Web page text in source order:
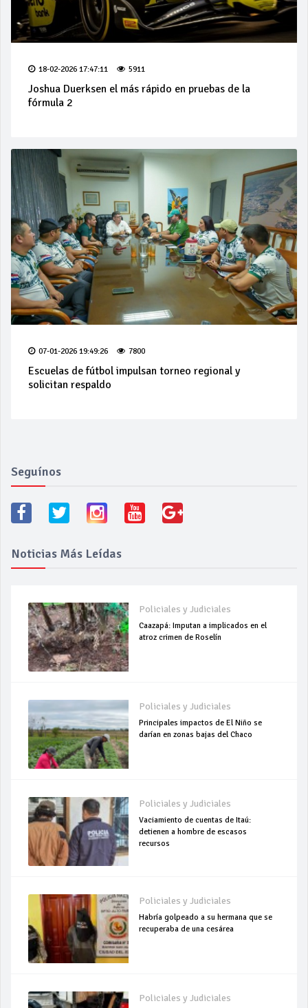
18-02-2026 17:47:11 5911
Joshua Duerksen el más rápido en pruebas de la
fórmula 2
07-01-2026 19:49:26 7800
Escuelas de fútbol impulsan torneo regional y
solicitan respaldo
Seguínos
Noticias Más Leídas
Policiales y Judiciales
Caazapá: Imputan a implicados en el
atroz crimen de Roselín
Policiales y Judiciales
Principales impactos de El Niño se
darían en zonas bajas del Chaco
Policiales y Judiciales
Vaciamiento de cuentas de Itaú:
detienen a hombre de escasos
recursos
Policiales y Judiciales
Habría golpeado a su hermana que se
recuperaba de una cesárea
Policiales y Judiciales